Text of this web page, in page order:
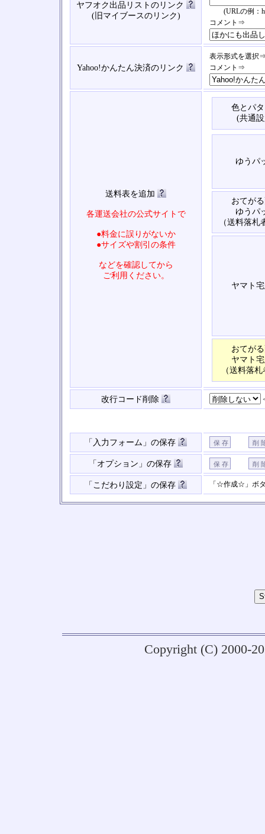
ヤフオク出品リストのリンク
(旧マイブースのリンク)
(URLの例：
コメント⇒
Yahoo!かんたん決済のリンク
表示形式を選択
コメント⇒
送料表を追加
各運送会社の公式サイトで
●料金に誤りがないか
●サイズや割引の条件
などを確認してから
ご利用ください。
色とパ
(共通
ゆうパ
おてが
ゆうパ
（送料落札
ヤマト
おてが
ヤマト
（送料落
改行コード削除
「入力フォーム」の保存
「オプション」の保存
「こだわり設定」の保存 「☆作成☆」ボ
Copyright (C) 2000-